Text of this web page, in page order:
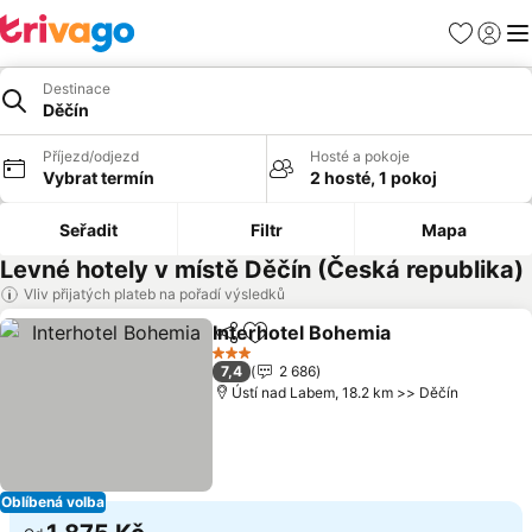
Oblíbené
Destinace
Děčín
Příjezd/odjezd
Vybrat termín
Hosté a pokoje
2 hosté, 1 pokoj
Seřadit Filtr Mapa
Levné hotely v místě Děčín (Česká republika)
Vliv přijatých plateb na pořadí výsledků
Oblíbená volba
SdíletPřidat na seznam oblíbených
Interhotel Bohemia
3 Počet hvězdiček
7,4
2 686
Ústí nad Labem, 18.2 km >> Děčín